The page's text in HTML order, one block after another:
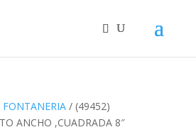
FONTANERIA/ (49452)
ANCHO ,CUADRADA 8″